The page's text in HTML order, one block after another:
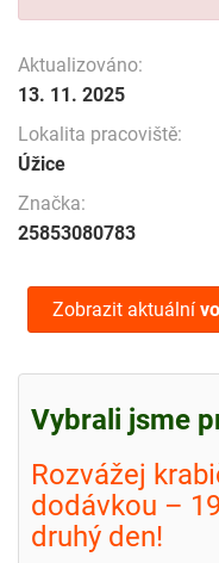
Aktualizováno:
13. 11. 2025
Lokalita pracoviště:
Úžice
Značka:
25853080783
Zobrazit aktuální
Vybrali jsme
Rozvážej
dodávkou –
druhý den!